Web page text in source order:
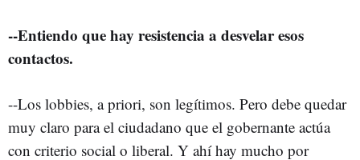
--Entiendo que hay resistencia a desvelar esos
contactos.
--Los lobbies, a priori, son legítimos. Pero debe quedar
muy claro para el ciudadano que el gobernante actúa
con criterio social o liberal. Y ahí hay mucho por